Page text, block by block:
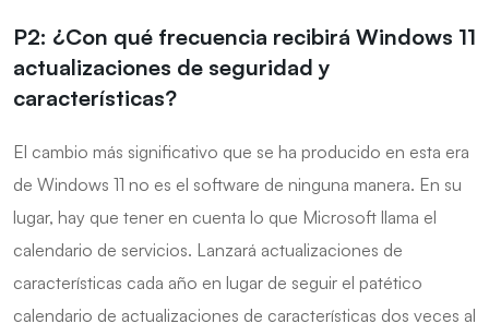
P2: ¿Con qué frecuencia recibirá Windows 11
actualizaciones de seguridad y
características?
El cambio más significativo que se ha producido en esta era
de Windows 11 no es el software de ninguna manera. En su
lugar, hay que tener en cuenta lo que Microsoft llama el
calendario de servicios. Lanzará actualizaciones de
características cada año en lugar de seguir el patético
calendario de actualizaciones de características dos veces al